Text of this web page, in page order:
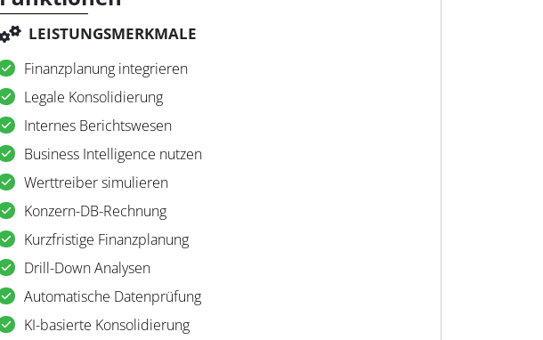
LEISTUNGSMERKMALE
Finanzplanung integrieren
Legale Konsolidierung
Internes Berichtswesen
Business Intelligence nutzen
Werttreiber simulieren
Konzern-DB-Rechnung
Kurzfristige Finanzplanung
Drill-Down Analysen
Automatische Datenprüfung
KI-basierte Konsolidierung